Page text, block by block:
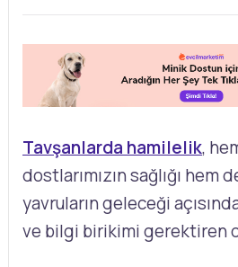
Tavşanlarda hamilelik,
dostlarımızın sağlığı hem
yavruların geleceği
ve bilgi birikimi gerektiren